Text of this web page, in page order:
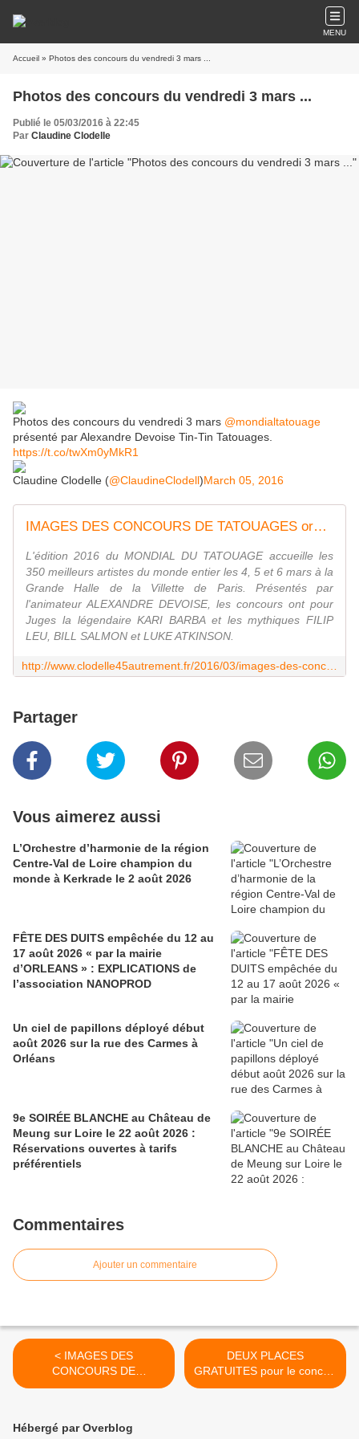
MENU
Accueil » Photos des concours du vendredi 3 mars ...
Photos des concours du vendredi 3 mars ...
Publié le 05/03/2016 à 22:45
Par Claudine Clodelle
Photos des concours du vendredi 3 mars @mondialtatouage
présenté par Alexandre Devoise Tin-Tin Tatouages.
https://t.co/twXm0yMkR1
Claudine Clodelle (@ClaudineClodell)March 05, 2016
IMAGES DES CONCOURS DE TATOUAGES organisés le 4 mars 2016 à la Grande Halle de la Villette de Paris - VIVRE AUTREMENT VOS LOISIRS avec Clodelle
L'édition 2016 du MONDIAL DU TATOUAGE accueille les
350 meilleurs artistes du monde entier les 4, 5 et 6 mars à la
Grande Halle de la Villette de Paris. Présentés par
l'animateur ALEXANDRE DEVOISE, les concours ont pour
Juges la légendaire KARI BARBA et les mythiques FILIP
LEU, BILL SALMON et LUKE ATKINSON.
Partager
Vous aimerez aussi
L’Orchestre d’harmonie de la région
Centre-Val de Loire champion du
monde à Kerkrade le 2 août 2026
FÊTE DES DUITS empêchée du 12 au
17 août 2026 « par la mairie
d’ORLEANS » : EXPLICATIONS de
l’association NANOPROD
Un ciel de papillons déployé début
août 2026 sur la rue des Carmes à
Orléans
9e SOIRÉE BLANCHE au Château de
Meung sur Loire le 22 août 2026 :
Réservations ouvertes à tarifs
préférentiels
Commentaires
Ajouter un commentaire
< IMAGES DES
CONCOURS DE
TATOUAGES organisés le 4
DEUX PLACES
GRATUITES pour le concert
de MASHROU’ LEILA
Hébergé par Overblog